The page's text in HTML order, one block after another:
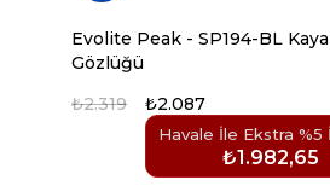
Evolite Peak - SP194-BL
Gözlüğü
₺2.087
Havale İle Ekstra %5
₺1.982,65
₺2.319